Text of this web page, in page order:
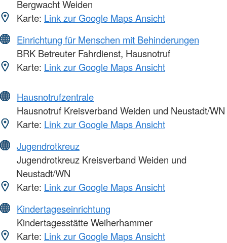
Bergwacht Weiden
Karte: Link zur Google Maps Ansicht
Einrichtung für Menschen mit Behinderungen
BRK Betreuter Fahrdienst, Hausnotruf
Karte: Link zur Google Maps Ansicht
Hausnotrufzentrale
Hausnotruf Kreisverband Weiden und Neustadt/WN
Karte: Link zur Google Maps Ansicht
Jugendrotkreuz
Jugendrotkreuz Kreisverband Weiden und
Neustadt/WN
Karte: Link zur Google Maps Ansicht
Kindertageseinrichtung
Kindertagesstätte Weiherhammer
Karte: Link zur Google Maps Ansicht